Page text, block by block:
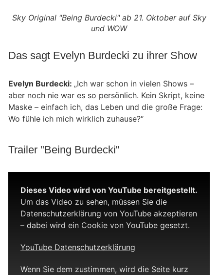
Sky Original "Being Burdecki" ab 21. Oktober auf Sky
und WOW
Das sagt Evelyn Burdecki zu ihrer Show
Evelyn Burdecki: „Ich war schon in vielen Shows –
aber noch nie war es so persönlich. Kein Skript, keine
Maske – einfach ich, das Leben und die große Frage:
Wo fühle ich mich wirklich zuhause?“
Trailer "Being Burdecki"
Dieses Video wird von YouTube bereitgestellt.
Um das Video zu sehen, müssen Sie die
Datenschutzerklärung von YouTube akzeptieren
– dabei wird ein Cookie von YouTube gesetzt.
YouTube Datenschutzerklärung
Wenn Sie dem zustimmen, wird die Seite kurz